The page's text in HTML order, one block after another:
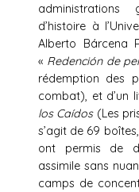
d’histoire à
Alberto Bárcena
« Redención de
rédemption des
combat), et d’un
los Caídos(Les
s’agit de 69
ont permis de
assimile sans
camps de